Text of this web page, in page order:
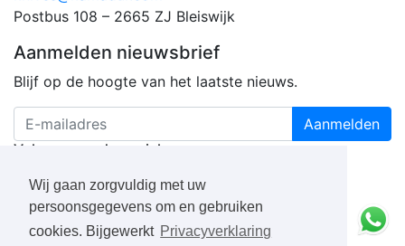
Wij gaan zorgvuldig met uw
persoonsgegevens om en gebruiken
cookies. Bijgewerkt Privacyverklaring
Postbus 108 – 2665 ZJ Bleiswijk
Aanmelden nieuwsbrief
Blijf op de hoogte van het laatste nieuws.
Aanmelden
Volg ons op de socials